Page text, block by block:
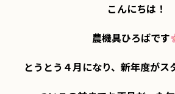
こんにちは！
農機具ひろばです
とうとう４月になり、新年度がス